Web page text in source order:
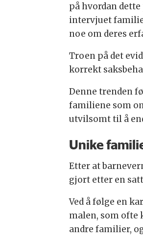
på hvordan
intervjuet
noe om deres
Troen på det
korrekt
Denne trenden
familiene som
utvilsomt til å
Unike
Etter at
gjort etter en
Ved å følge en
malen, som
andre familier,